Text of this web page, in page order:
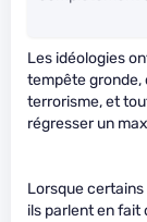
Les idéologies
tempête gronde,
terrorisme, et
régresser un
Lorsque certains
ils parlent en fait